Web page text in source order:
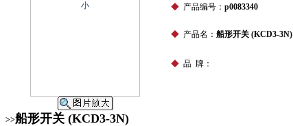
◆ 产品编号： p0083340
◆ 产品名： 船形开关 (KCD3-3N)
◆ 品 牌：
>>船形开关 (KCD3-3N)